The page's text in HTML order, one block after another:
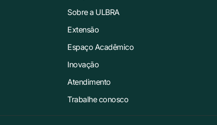
Sobre a ULBRA
Extensão
Espaço Acadêmico
Inovação
Atendimento
Trabalhe conosco